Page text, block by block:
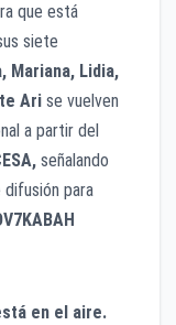
que está
siete
Mariana, Lidia,
Ari se vuelven
a partir del
señalando
para
en el aire.